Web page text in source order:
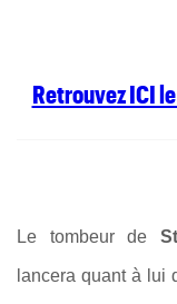
Retrouvez ICI
Le tombeur de
lancera quant à lui